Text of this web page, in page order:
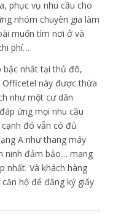
phục vụ nhu cầu cho
nhóm chuyên gia làm
muốn tìm nơi ở và
phí…
bậc nhất tại thủ đô,
Officetel này được thừa
như một cư dân
ứng mọi nhu cầu
đó vẫn có đủ
A như thang máy
ninh đảm bảo… mang
nhất. Và khách hàng
hộ để đăng ký giấy